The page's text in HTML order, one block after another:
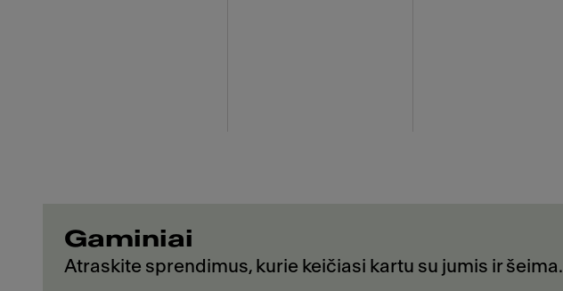
Gaminiai
Atraskite sprendimus, kurie keičiasi kartu su jumis ir šeima.